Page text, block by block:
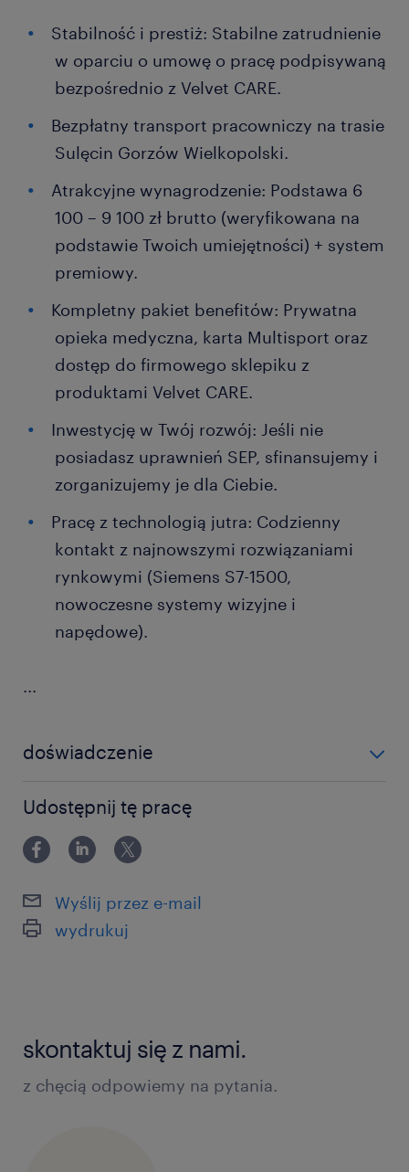
Stabilność i prestiż: Stabilne zatrudnienie
w oparciu o umowę o pracę podpisywaną
bezpośrednio z Velvet CARE.
Bezpłatny transport pracowniczy na trasie
Sulęcin Gorzów Wielkopolski.
Atrakcyjne wynagrodzenie: Podstawa 6
100 – 9 100 zł brutto (weryfikowana na
podstawie Twoich umiejętności) + system
premiowy.
Kompletny pakiet benefitów: Prywatna
opieka medyczna, karta Multisport oraz
dostęp do firmowego sklepiku z
produktami Velvet CARE.
Inwestycję w Twój rozwój: Jeśli nie
posiadasz uprawnień SEP, sfinansujemy i
zorganizujemy je dla Ciebie.
Pracę z technologią jutra: Codzienny
kontakt z najnowszymi rozwiązaniami
rynkowymi (Siemens S7-1500,
nowoczesne systemy wizyjne i
napędowe).
...
doświadczenie
Udostępnij tę pracę
Wyślij przez e-mail
wydrukuj
skontaktuj się z nami.
z chęcią odpowiemy na pytania.